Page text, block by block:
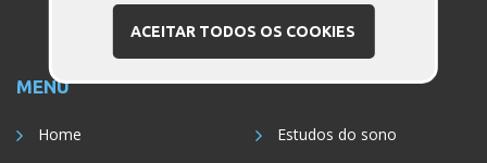
MENU
Home
Estudos do sono
ACEITAR TODOS OS COOKIES